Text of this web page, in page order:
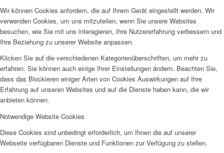
Wir können Cookies anfordern, die auf Ihrem Gerät eingestellt werden. Wir
verwenden Cookies, um uns mitzuteilen, wenn Sie unsere Websites
besuchen, wie Sie mit uns interagieren, Ihre Nutzererfahrung verbessern und
Ihre Beziehung zu unserer Website anpassen.
Klicken Sie auf die verschiedenen Kategorienüberschriften, um mehr zu
erfahren. Sie können auch einige Ihrer Einstellungen ändern. Beachten Sie,
dass das Blockieren einiger Arten von Cookies Auswirkungen auf Ihre
Erfahrung auf unseren Websites und auf die Dienste haben kann, die wir
anbieten können.
Notwendige Website Cookies
Diese Cookies sind unbedingt erforderlich, um Ihnen die auf unserer
Webseite verfügbaren Dienste und Funktionen zur Verfügung zu stellen.